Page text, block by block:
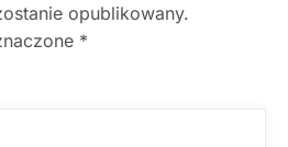
opublikowany.
*